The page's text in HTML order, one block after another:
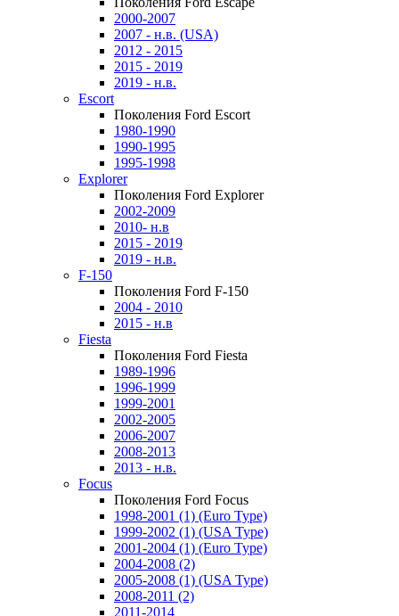
2000-2007
2007 - н.в. (USA)
2012 - 2015
2015 - 2019
2019 - н.в.
Escort
Поколения Ford Escort
1980-1990
1990-1995
1995-1998
Explorer
Поколения Ford Explorer
2002-2009
2010- н.в
2015 - 2019
2019 - н.в.
F-150
Поколения Ford F-150
2004 - 2010
2015 - н.в
Fiesta
Поколения Ford Fiesta
1989-1996
1996-1999
1999-2001
2002-2005
2006-2007
2008-2013
2013 - н.в.
Focus
Поколения Ford Focus
1998-2001 (1) (Euro Type)
1999-2002 (1) (USA Type)
2001-2004 (1) (Euro Type)
2004-2008 (2)
2005-2008 (1) (USA Type)
2008-2011 (2)
2011-2014